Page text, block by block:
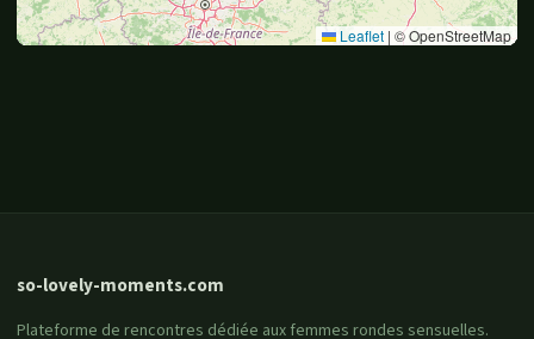
Leaflet | © OpenStreetMap
so-lovely-moments.com
Plateforme de rencontres dédiée aux femmes rondes sensuelles.